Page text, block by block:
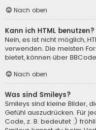
Nach oben
Kann ich HTML benutzen?
Nein, es ist nicht möglich,
verwenden. Die meisten
bietet, können über
Nach oben
Was sind Smileys?
Smileys sind kleine Bilder,
Gefühl auszudrücken. Für
Code, z. B. bedeutet :)